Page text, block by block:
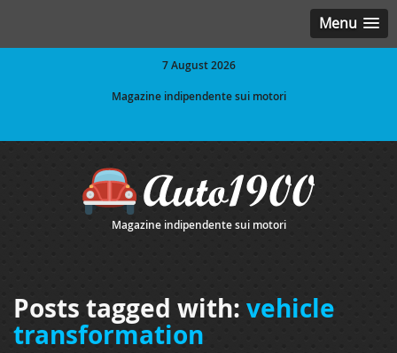
Menu
7 August 2026
Magazine indipendente sui motori
Magazine indipendente sui motori
Posts tagged with: vehicle
transformation